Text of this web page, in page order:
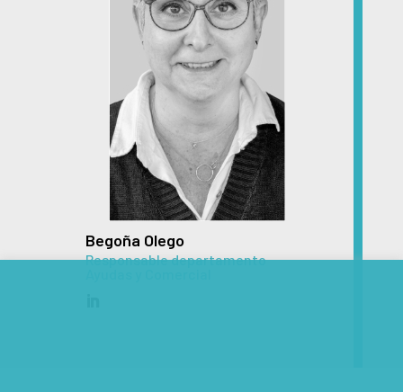
Begoña Olego
Responsable departamento